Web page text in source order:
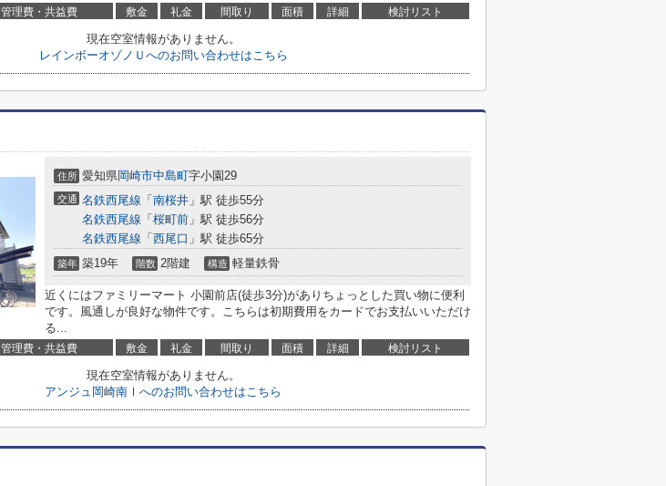
管理費・共益費 敷金 礼金 間取り 面積 詳細 検討リスト
現在空室情報がありません。
レインボーオゾノＵへのお問い合わせはこちら
住所 愛知県岡崎市中島町字小園29
交通 名鉄西尾線 「 南桜井 」駅 徒歩55分
名鉄西尾線 「 桜町前 」駅 徒歩56分
名鉄西尾線 「 西尾口 」駅 徒歩65分
築年 築19年 階数 2階建 構造 軽量鉄骨
近くにはファミリーマート 小園前店(徒歩3分)がありちょっとした買い物に便利
です。風通しが良好な物件です。こちらは初期費用をカードでお支払いいただけ
る...
管理費・共益費 敷金 礼金 間取り 面積 詳細 検討リスト
現在空室情報がありません。
アンジュ岡崎南Ⅰへのお問い合わせはこちら